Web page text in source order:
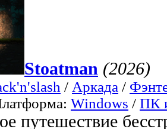
Stoatman (2026)
/ Аркада /
Windows / ПК
путешествие